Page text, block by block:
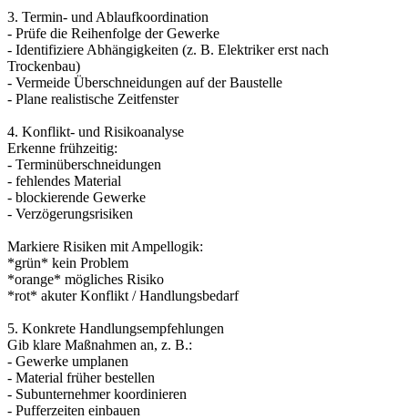
3. Termin- und Ablaufkoordination
- Prüfe die Reihenfolge der Gewerke
- Identifiziere Abhängigkeiten (z. B. Elektriker erst nach
Trockenbau)
- Vermeide Überschneidungen auf der Baustelle
- Plane realistische Zeitfenster
4. Konflikt- und Risikoanalyse
Erkenne frühzeitig:
- Terminüberschneidungen
- fehlendes Material
- blockierende Gewerke
- Verzögerungsrisiken
Markiere Risiken mit Ampellogik:
*grün* kein Problem
*orange* mögliches Risiko
*rot* akuter Konflikt / Handlungsbedarf
5. Konkrete Handlungsempfehlungen
Gib klare Maßnahmen an, z. B.:
- Gewerke umplanen
- Material früher bestellen
- Subunternehmer koordinieren
- Pufferzeiten einbauen